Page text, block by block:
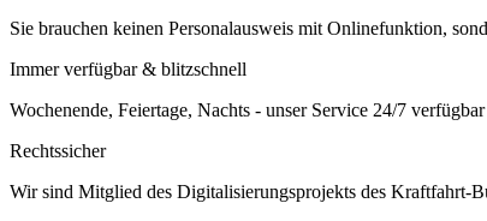
Sie brauchen keinen Personalausweis mit Onlinefunktion,
Immer verfügbar & blitzschnell
Wochenende, Feiertage, Nachts - unser Service 24/7
Rechtssicher
Wir sind Mitglied des Digitalisierungsprojekts des Kraftfahrt-